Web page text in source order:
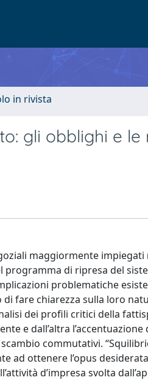
in rivista
gli obblighi e le
maggiormente impiegati
di ripresa del
problematiche
fare chiarezza sulla loro
dei profili critici della
e dall’altra l’accentuazione
commutativi.
ad ottenere l’opus
d’impresa svolta